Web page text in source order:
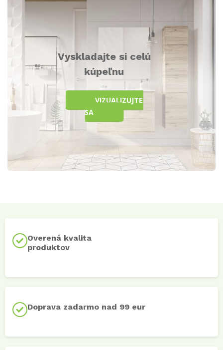
Vyskladajte si celú
kúpeľnu
VIZUALIZUJTE
SA
Overená kvalita
produktov
Doprava zadarmo nad 99 eur